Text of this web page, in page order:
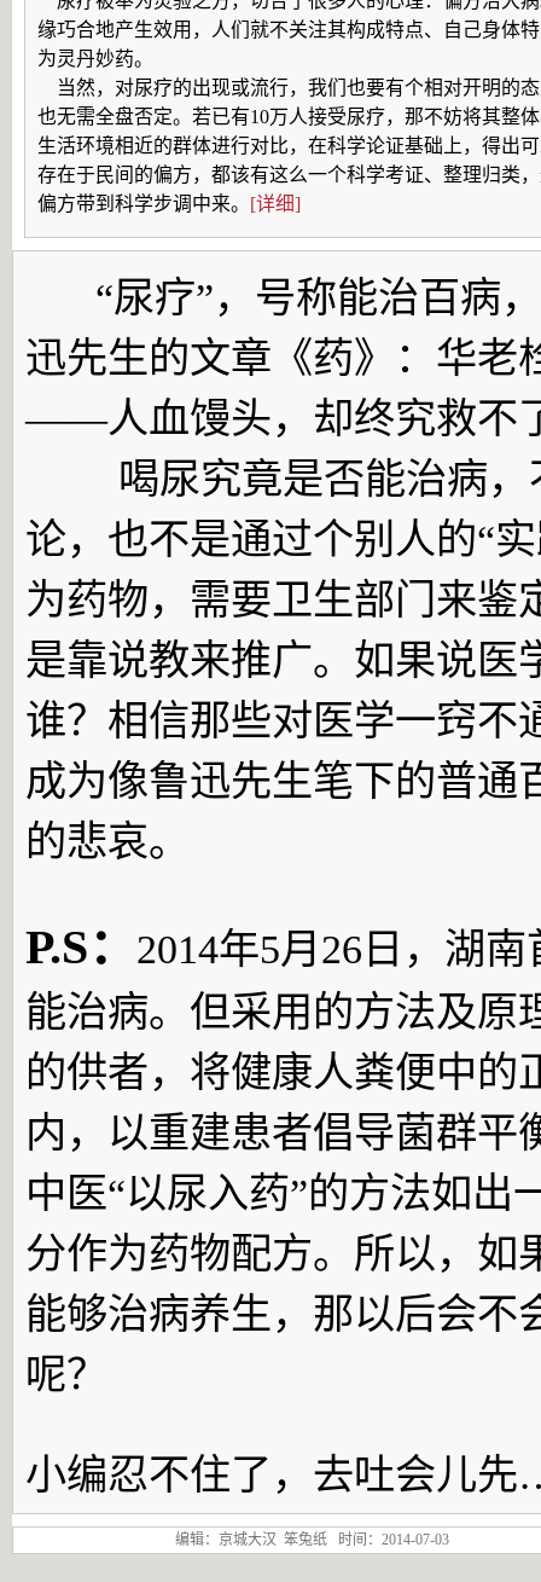
缘巧合地产生效用，人们就不关注其构成特点、自己身体
为灵丹妙药。
当然，对尿疗的出现或流行，我们也要有个相对开明的
也无需全盘否定。若已有10万人接受尿疗，那不妨将其整
生活环境相近的群体进行对比，在科学论证基础上，得出
存在于民间的偏方，都该有这么一个科学考证、整理归类
偏方带到科学步调中来。 [详细]
“尿疗”，号称能治百病
迅先生的文章《药》：华老
——人血馒头，却终究救不
喝尿究竟是否能治病，
论，也不是通过个别人的“
为药物，需要卫生部门来鉴
是靠说教来推广。如果说医
谁？相信那些对医学一窍不
成为像鲁迅先生笔下的普通
的悲哀。
P.S：
2014年5月26日，湖
能治病。但采用的方法及原
的供者，将健康人粪便中的
内，以重建患者倡导菌群平
中医“以尿入药”的方法如出
分作为药物配方。所以，如
能够治病养生，那以后会不
呢？
小编忍不住了，去吐会儿
编辑：京城大汉 笨兔纸 时间：2014-07-03